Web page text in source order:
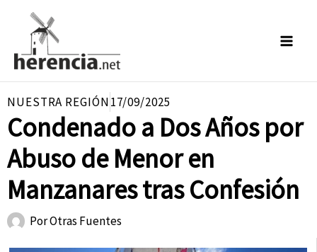
contenido
NUESTRA REGIÓN17/09/2025
Condenado a Dos Años por
Abuso de Menor en
Manzanares tras Confesión
PorOtras Fuentes